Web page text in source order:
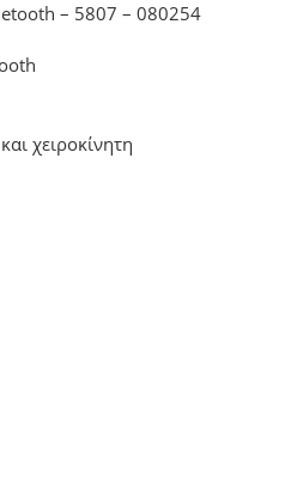
– 5807 – 080254
χειροκίνητη